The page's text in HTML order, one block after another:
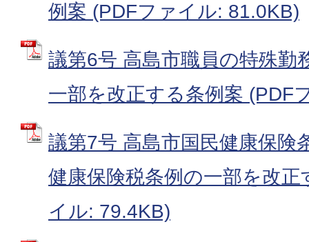
例案 (PDFファイル: 81.0KB)
議第6号 高島市職員の特殊勤
一部を改正する条例案 (PDF
議第7号 高島市国民健康保険
健康保険税条例の一部を改
イル: 79.4KB)